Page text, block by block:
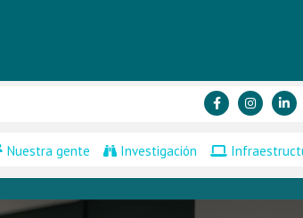
Nuestra gente Investigación